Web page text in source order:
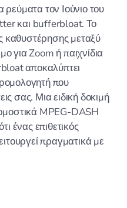
τον Ιούνιο του
και bufferbloat. Το
καθυστέρησης μεταξύ
για Zoom ή παιχνίδια
αποκαλύπτει
που
σας. Μια ειδική δοκιμή
MPEG‑DASH
ένας επιθετικός
πραγματικά με